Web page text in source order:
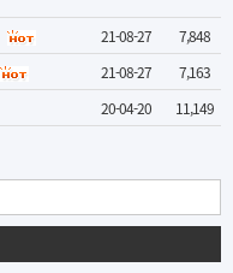
21-08-27
7,848
21-08-27
7,163
20-04-20 11,149